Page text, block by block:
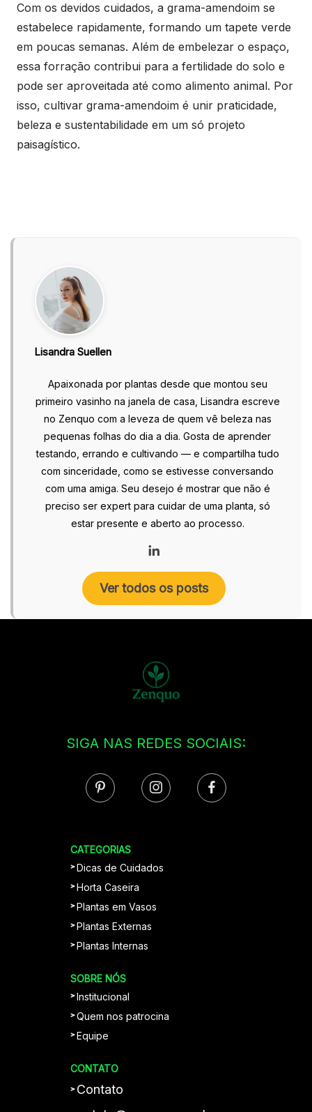
Com os devidos cuidados, a grama-amendoim se
estabelece rapidamente, formando um tapete verde
em poucas semanas. Além de embelezar o espaço,
essa forração contribui para a fertilidade do solo e
pode ser aproveitada até como alimento animal. Por
isso, cultivar grama-amendoim é unir praticidade,
beleza e sustentabilidade em um só projeto
paisagístico.
Lisandra Suellen
Apaixonada por plantas desde que montou seu
primeiro vasinho na janela de casa, Lisandra escreve
no Zenquo com a leveza de quem vê beleza nas
pequenas folhas do dia a dia. Gosta de aprender
testando, errando e cultivando — e compartilha tudo
com sinceridade, como se estivesse conversando
com uma amiga. Seu desejo é mostrar que não é
preciso ser expert para cuidar de uma planta, só
estar presente e aberto ao processo.
Ver todos os posts
SIGA NAS REDES SOCIAIS:
CATEGORIAS
Dicas de Cuidados
Horta Caseira
Plantas em Vasos
Plantas Externas
Plantas Internas
SOBRE NÓS
Institucional
Quem nos patrocina
Equipe
CONTATO
Contato